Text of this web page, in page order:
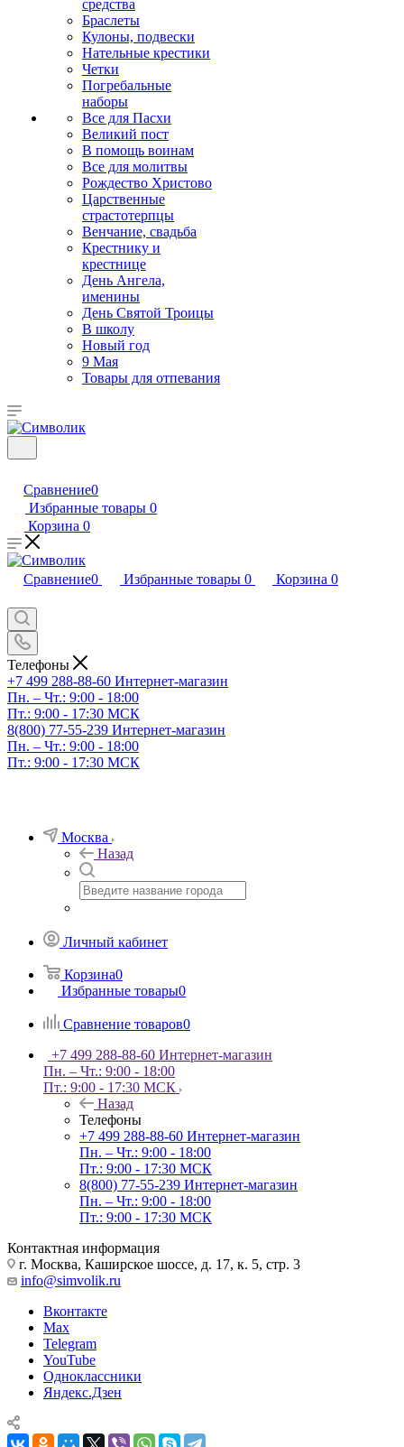
средства
Браслеты
Кулоны, подвески
Нательные крестики
Четки
Погребальные
наборы
Все для Пасхи
Великий пост
В помощь воинам
Все для молитвы
Рождество Христово
Царственные
страстотерпцы
Венчание, свадьба
Крестнику и
крестнице
День Ангела,
именины
День Святой Троицы
В школу
Новый год
9 Мая
Товары для отпевания
Сравнение0
Избранные товары 0
Корзина 0
Сравнение0 Избранные товары 0 Корзина 0
Телефоны
+7 499 288-88-60 Интернет-магазин
Пн. – Чт.: 9:00 - 18:00
Пт.: 9:00 - 17:30 МСК
8(800) 77-55-239 Интернет-магазин
Пн. – Чт.: 9:00 - 18:00
Пт.: 9:00 - 17:30 МСК
Москва
Назад
Личный кабинет
Корзина0
Избранные товары0
Сравнение товаров0
+7 499 288-88-60 Интернет-магазин
Пн. – Чт.: 9:00 - 18:00
Пт.: 9:00 - 17:30 МСК
Назад
Телефоны
+7 499 288-88-60 Интернет-магазин
Пн. – Чт.: 9:00 - 18:00
Пт.: 9:00 - 17:30 МСК
8(800) 77-55-239 Интернет-магазин
Пн. – Чт.: 9:00 - 18:00
Пт.: 9:00 - 17:30 МСК
Контактная информация
г. Москва, Каширское шоссе, д. 17, к. 5, стр. 3
info@simvolik.ru
Вконтакте
Max
Telegram
YouTube
Одноклассники
Яндекс.Дзен